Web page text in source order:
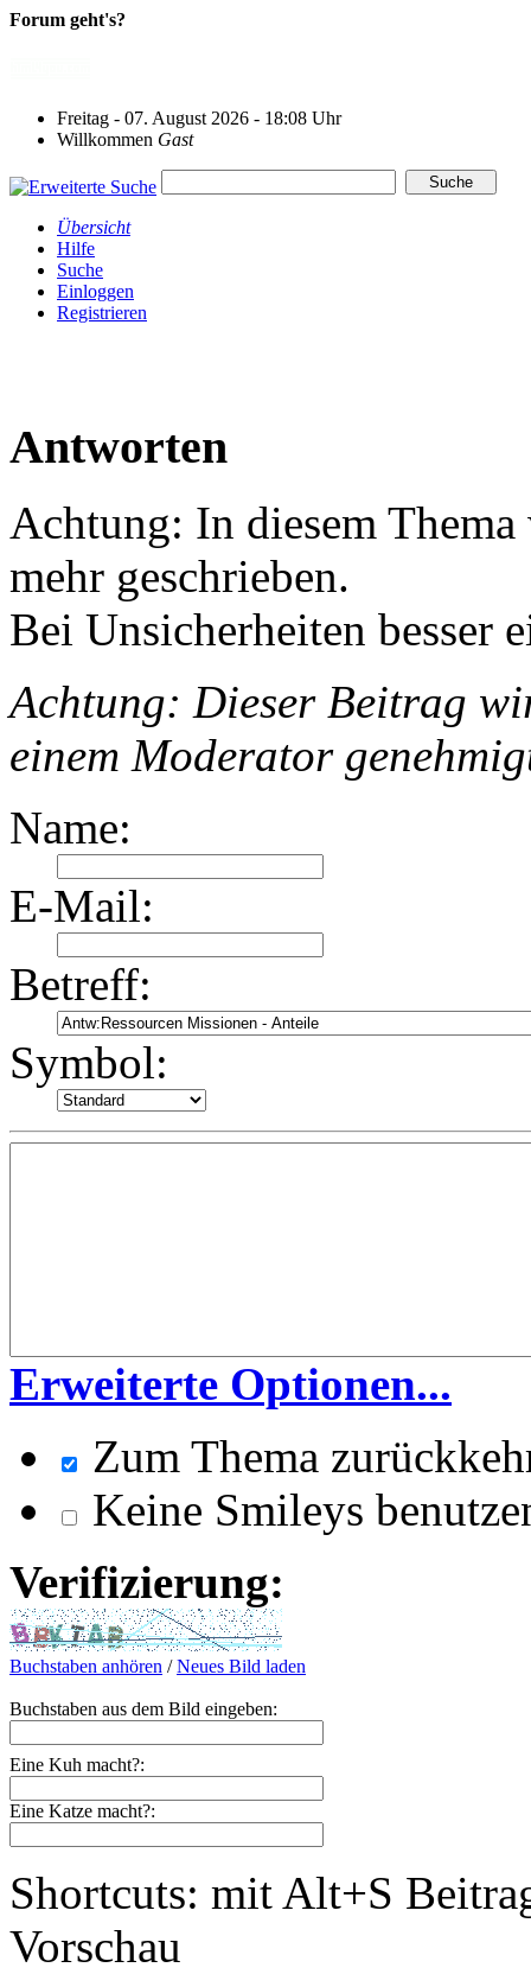
Forum geht's?
Freitag - 07. August 2026 - 18:08 Uhr
Willkommen Gast
Übersicht
Hilfe
Suche
Einloggen
Registrieren
Antworten
Achtung: In diesem
mehr geschrieben.
Bei Unsicherheiten besser
Achtung: Dieser Beitrag
einem Moderator
Name:
E-Mail:
Betreff:
Symbol:
Erweiterte Optionen...
Zum Thema
Keine Smileys
Verifizierung:
Buchstaben anhören /Neues Bild laden
Buchstaben aus dem Bild eingeben:
Eine Kuh macht?:
Eine Katze macht?:
Shortcuts: mit Alt+S
Vorschau